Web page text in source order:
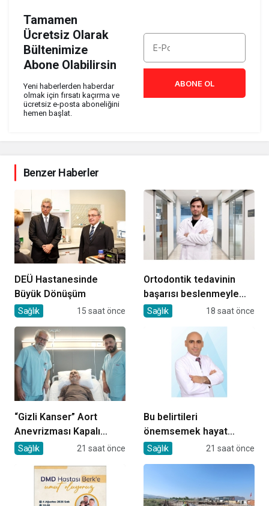
Tamamen
Ücretsiz Olarak
Bültenimize
Abone Olabilirsin
Yeni haberlerden haberdar
olmak için fırsatı kaçırma ve
ücretsiz e-posta aboneliğini
hemen başlat.
ABONE OL
Benzer Haberler
DEÜ Hastanesinde
Büyük Dönüşüm
Sağlık 15 saat önce
Ortodontik tedavinin
başarısı beslenmeyle
başlar!
Sağlık 18 saat önce
“Gizli Kanser” Aort
Anevrizması Kapalı
Yöntemle Tedavi Edildi
Sağlık 21 saat önce
Bu belirtileri
önemsemek hayat
kurtarıyor
Sağlık 21 saat önce